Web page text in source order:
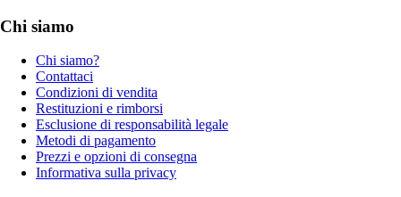
Chi siamo
Chi siamo?
Contattaci
Condizioni di vendita
Restituzioni e rimborsi
Esclusione di responsabilità legale
Metodi di pagamento
Prezzi e opzioni di consegna
Informativa sulla privacy